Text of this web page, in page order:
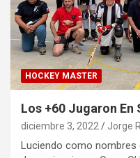
HOCKEY MASTER
Los +60 Jugaron En
diciembre 3, 2022 Jorge
Luciendo como nombres